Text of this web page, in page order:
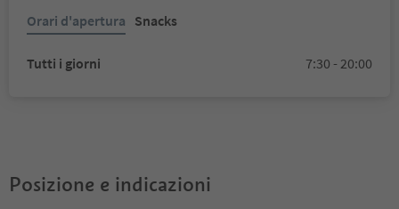
Orari d'apertura Snacks
Tutti i giorni 7:30 - 20:00
Posizione e indicazioni